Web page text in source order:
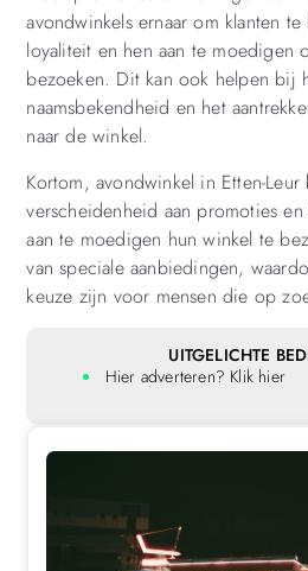
avondwinkels ernaar om klanten
loyaliteit en hen aan te moedigen
bezoeken. Dit kan ook helpen bij
naamsbekendheid en het
naar de winkel.
Kortom, avondwinkel in Etten-
verscheidenheid aan promoties
aan te moedigen hun winkel te
van speciale aanbiedingen,
keuze zijn voor mensen die op
UITGELICHTE
Hier adverteren? Klik hier